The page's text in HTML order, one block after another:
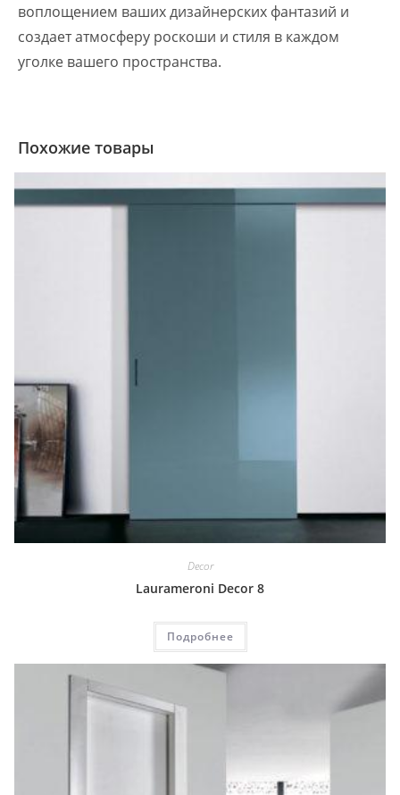
воплощением ваших дизайнерских фантазий и
создает атмосферу роскоши и стиля в каждом
уголке вашего пространства.
Похожие товары
Decor
Laurameroni Decor 8
Подробнее